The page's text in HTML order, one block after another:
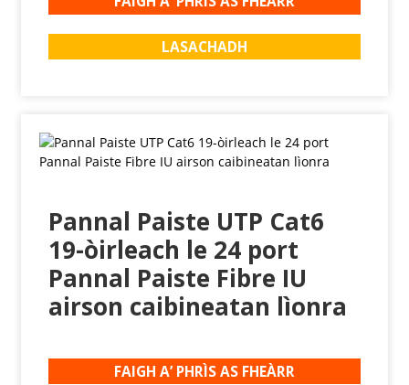
LASACHADH
Pannal Paiste UTP Cat6
19-òirleach le 24 port
Pannal Paiste Fibre IU
airson caibineatan lìonra
FAIGH A’ PHRÌS AS FHEÀRR